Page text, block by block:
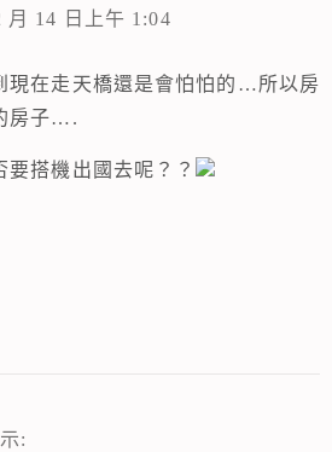
月 14 日上午 1:04
在走天橋還是會怕怕的…所以房
房子….
搭機出國去呢？？
: